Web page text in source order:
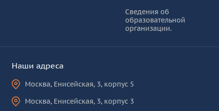
Сведения об
образовательной
организации.
Наши адреса
Москва, Енисейская, 3, корпус 5
Москва, Енисейская, 3, корпус 3